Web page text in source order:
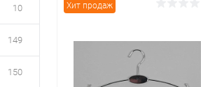
10
149
150
Хит продаж